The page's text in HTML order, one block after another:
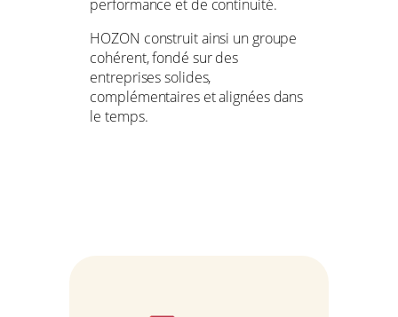
performance et de continuité.
HOZON construit ainsi un groupe
cohérent, fondé sur des
entreprises solides,
complémentaires et alignées dans
le temps.